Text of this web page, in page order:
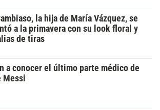
la hija de María Vázquez, se
a la primavera con su look floral y
de tiras
a conocer el último parte médico de
Messi